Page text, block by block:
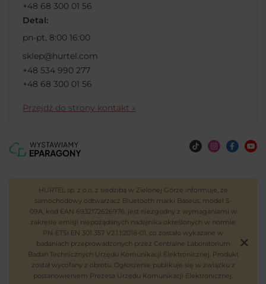
+48 68 300 01 56
Detal:
pn-pt, 8:00 16:00
sklep@hurtel.com
+48 534 990 277
+48 68 300 01 56
Przejdź do strony kontakt »
HURTEL sp. z o.o. z siedzibą w Zielonej Górze informuje, że
samochodowy odtwarzacz Bluetooth marki Baseus, model S-
09A, kod EAN 6932172626976, jest niezgodny z wymaganiami w
zakresie emisji niepożądanych nadajnika określonych w normie
PN-ETSI EN 301 357 V2.1.1:2018-01, co zostało wykazane w
badaniach przeprowadzonych przez Centralne Laboratorium
Badań Technicznych Urzędu Komunikacji Elektronicznej. Produkt
został wycofany z obrotu. Ogłoszenie publikuje się w związku z
postanowieniem Prezesa Urzędu Komunikacji Elektronicznej.